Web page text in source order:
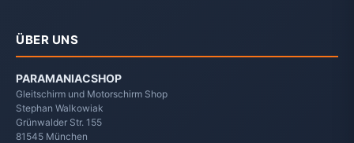
ÜBER UNS
PARAMANIACSHOP
Gleitschirm und Motorschirm Shop
Stephan Walkowiak
Grünwalder Str. 155
81545 München